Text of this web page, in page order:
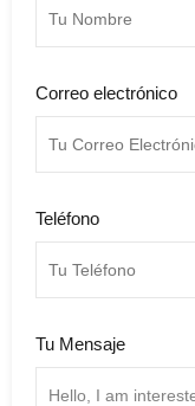
Correo electrónico
Teléfono
Tu Mensaje